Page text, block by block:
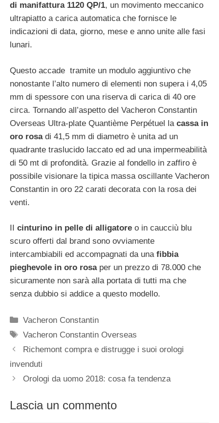
di manifattura 1120 QP/1, un movimento meccanico
ultrapiatto a carica automatica che fornisce le
indicazioni di data, giorno, mese e anno unite alle fasi
lunari.
Questo accade tramite un modulo aggiuntivo che
nonostante l’alto numero di elementi non supera i 4,05
mm di spessore con una riserva di carica di 40 ore
circa. Tornando all’aspetto del Vacheron Constantin
Overseas Ultra-plate Quantième Perpétuel la cassa in
oro rosadi 41,5 mm di diametro è unita ad un
quadrante traslucido laccato ed ad una impermeabilità
di 50 mt di profondità. Grazie al fondello in zaffiro è
possibile visionare la tipica massa oscillante Vacheron
Constantin in oro 22 carati decorata con la rosa dei
venti.
II cinturino in pelle di alligatore o in caucciù blu
scuro offerti dal brand sono ovviamente
intercambiabili ed accompagnati da unafibbia
pieghevole in oro rosaper un prezzo di 78.000 che
sicuramente non sarà alla portata di tutti ma che
senza dubbio si addice a questo modello.
Categorie
Vacheron Constantin
Tag
Vacheron Constantin Overseas
Navigazione
articolo
Richemont compra e distrugge i suoi orologi
invenduti
Orologi da uomo 2018: cosa fa tendenza
Lascia un commento